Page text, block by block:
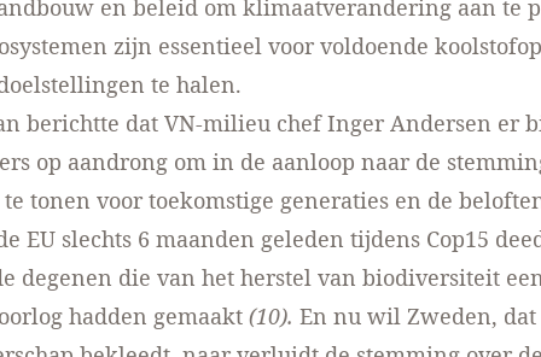
en beleid om klimaatverandering aan te
zijn essentieel voor voldoende
te halen.
berichtte dat VN-milieu chef Inger Andersen er
op aandrong om in de aanloop naar de
tonen voor toekomstige generaties en de
EU slechts 6 maanden geleden tijdens Cop15
degenen die van het herstel van biodiversiteit
hadden gemaakt (10). En nu wil Zweden,